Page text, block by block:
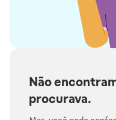
Não
procurava.